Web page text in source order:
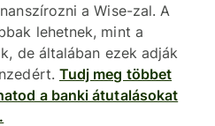
a Wise-zal. A
lehetnek, mint a
de általában ezek adják
Tudj meg többet
a banki átutalásokat